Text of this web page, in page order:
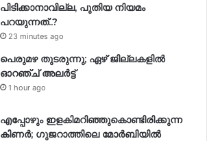
പിടിക്കാനാവില്ല, പുതിയ നിയമം
പറയുന്നത്..?
23 minutes ago
പെരുമഴ തുടരുന്നു; ഏഴ് ജില്ലകളിൽ
ഓറഞ്ച് അലർട്ട്
1 hour ago
എപ്പോഴും ഇളകിമറിഞ്ഞുകൊണ്ടിരിക്കുന്ന
കിണര്‍; ഗുജറാത്തിലെ മോർബിയിൽ